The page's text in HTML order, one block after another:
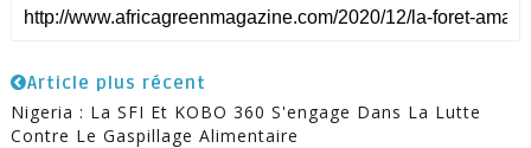
Article plus récent
Nigeria : La SFI Et KOBO 360 S'engage Dans La Lutte
Contre Le Gaspillage Alimentaire